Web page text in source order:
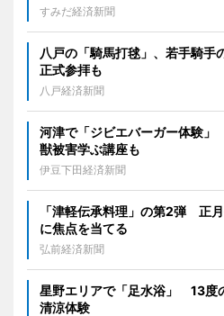
すみだ経済新聞
八戸の「騎馬打毬」、若手騎
正式参拝も
八戸経済新聞
河津で「ジビエバーガー体験
獣被害学ぶ講座も
伊豆下田経済新聞
「津軽伝承料理」の第2弾 正
に焦点を当てる
弘前経済新聞
星野エリアで「足水浴」 13度
清涼体験